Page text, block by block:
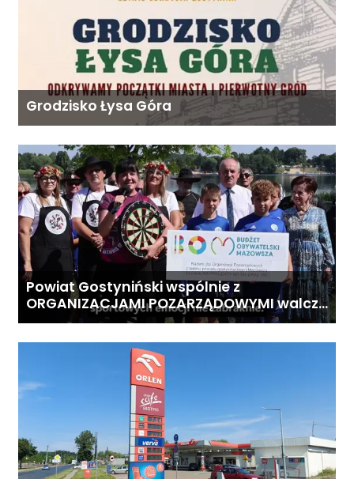
Grodzisko Łysa Góra
Powiat Gostyniński wspólnie z
ORGANIZACJAMI POZARZĄDOWYMI walczą
o środki z Budżetu Obywatelskiego